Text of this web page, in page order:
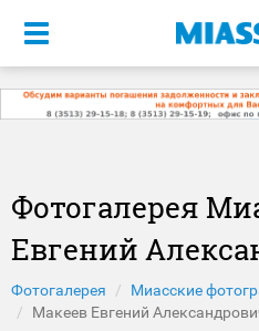
Меню
Фотогалерея
Евгений
Фотогалерея
Миасские
Макеев Евгений